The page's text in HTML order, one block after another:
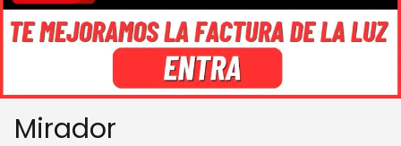
Mirador